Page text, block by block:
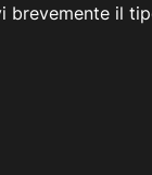
brevemente il